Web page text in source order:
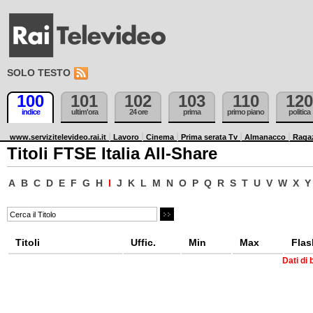
SOLO TESTO
100
indice
101
ultim'ora
102
24 ore
103
prima
110
primo piano
120
politica
www.servizitelevideo.rai.it Lavoro Cinema Prima serata Tv Almanacco
Titoli FTSE Italia All-Share
A B C D E F G H I J K L M N O P Q R S T U V W X Y
Titoli Uffic. Min Max
Dati di